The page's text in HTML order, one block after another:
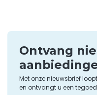
Ontvang
Met onze nieuwsbrief
en ontvangt u een